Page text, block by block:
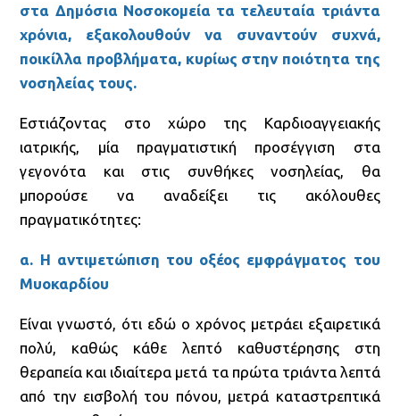
στα Δημόσια Νοσοκομεία τα τελευταία τριάντα
χρόνια, εξακολουθούν να συναντούν συχνά,
ποικίλλα προβλήματα, κυρίως στην ποιότητα της
νοσηλείας τους.
Εστιάζοντας στο χώρο της Καρδιοαγγειακής
ιατρικής, μία πραγματιστική προσέγγιση στα
γεγονότα και στις συνθήκες νοσηλείας, θα
μπορούσε να αναδείξει τις ακόλουθες
πραγματικότητες:
α. Η αντιμετώπιση του οξέος εμφράγματος του
Μυοκαρδίου
Είναι γνωστό, ότι εδώ ο χρόνος μετράει εξαιρετικά
πολύ, καθώς κάθε λεπτό καθυστέρησης στη
θεραπεία και ιδιαίτερα μετά τα πρώτα τριάντα λεπτά
από την εισβολή του πόνου, μετρά καταστρεπτικά